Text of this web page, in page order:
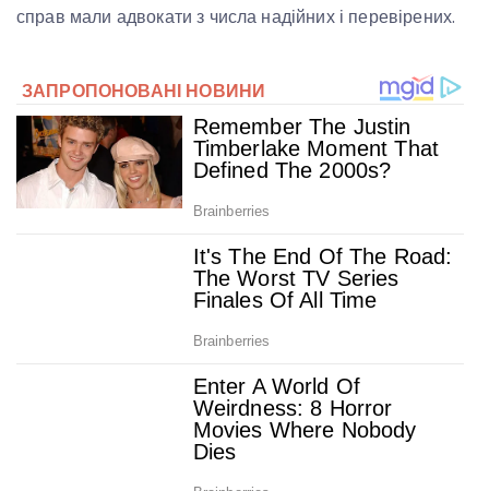
справ мали адвокати з числа надійних і перевірених.